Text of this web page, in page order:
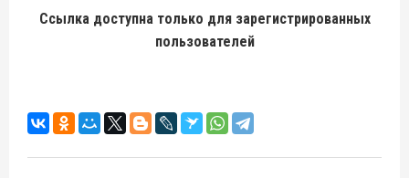
Ссылка доступна только для зарегистрированных
пользователей